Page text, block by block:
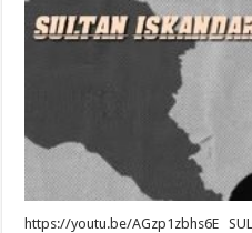
https://youtu.be/AGzp1zbhs6E